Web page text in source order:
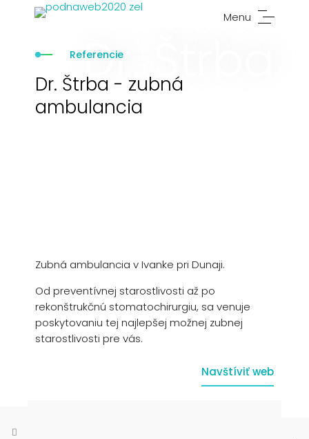
Menu
Referencie
Dr. Štrba - zubná
ambulancia
Zubná ambulancia v Ivanke pri Dunaji.
Od preventívnej starostlivosti až po
rekonštrukčnú stomatochirurgiu, sa venuje
poskytovaniu tej najlepšej možnej zubnej
starostlivosti pre vás.
Navštíviť web
Dr. Štrba